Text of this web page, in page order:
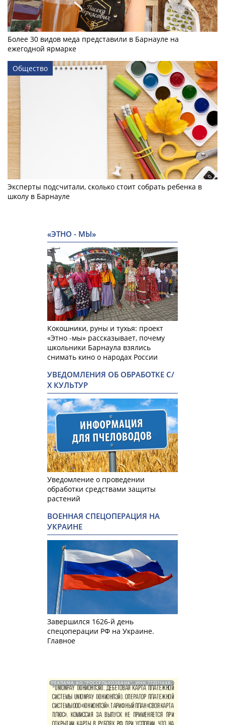
Более 30 видов меда представили в Барнауле на
ежегодной ярмарке
Общество
Эксперты подсчитали, сколько стоит собрать ребенка в
школу в Барнауле
«ЭТНО - МЫ»
Кокошники, руны и тухья: проект
«Этно -мы» рассказывает, почему
школьники Барнаула взялись
снимать кино о народах России
УВЕДОМЛЕНИЯ ОБ ОБРАБОТКЕ С/
Х КУЛЬТУР
Уведомление о проведении
обработки средствами защиты
растений
ВОЕННАЯ СПЕЦОПЕРАЦИЯ НА
УКРАИНЕ
Завершился 1626-й день
спецоперации РФ на Украине.
Главное
РЕКЛАМА АО "РОССЕЛЬХОЗБАНК". ИНН 772511448.